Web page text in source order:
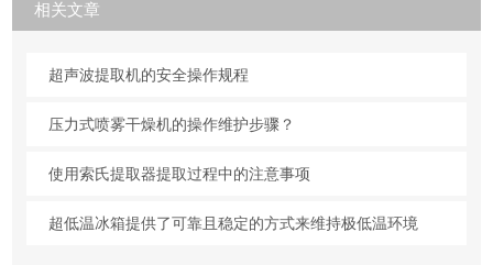
相关文章
超声波提取机的安全操作规程
压力式喷雾干燥机的操作维护步骤？
使用索氏提取器提取过程中的注意事项
超低温冰箱提供了可靠且稳定的方式来维持极低温环境